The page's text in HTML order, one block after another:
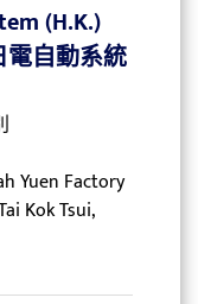
(H.K.)
自動系統
Yuen Factory
Kok Tsui,